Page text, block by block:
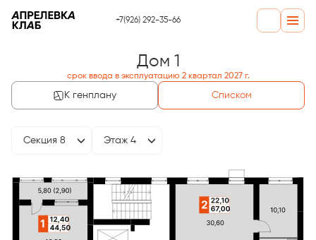
+7(926) 292-35-66
К генплану
Дом 1
срок ввода в эксплуатацию 2 квартал 2027 г.
Списком
Секция 8 Этаж 4